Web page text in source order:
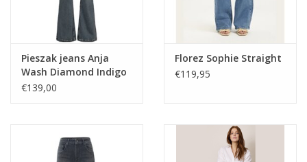
Pieszak jeans Anja
Wash Diamond Indigo
€139,00
Florez Sophie Straight
€119,95